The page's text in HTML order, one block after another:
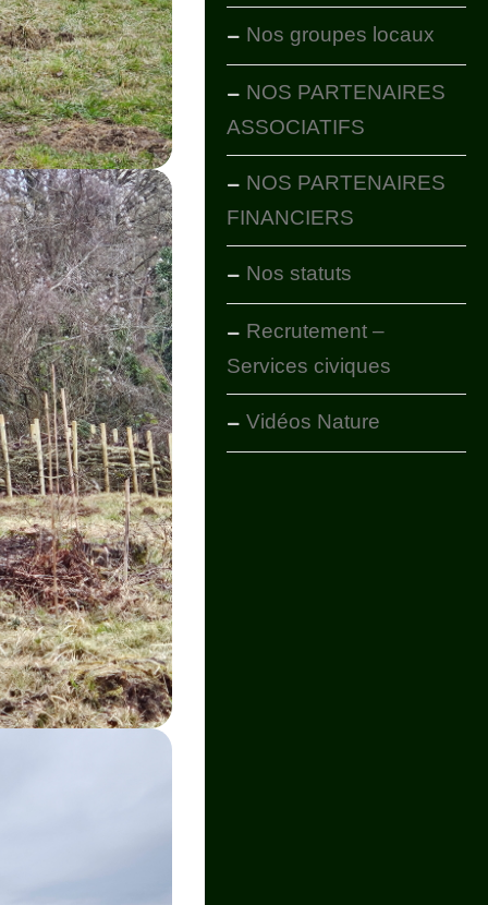
Nos groupes locaux
NOS PARTENAIRES
ASSOCIATIFS
NOS PARTENAIRES
FINANCIERS
Nos statuts
Recrutement –
Services civiques
Vidéos Nature